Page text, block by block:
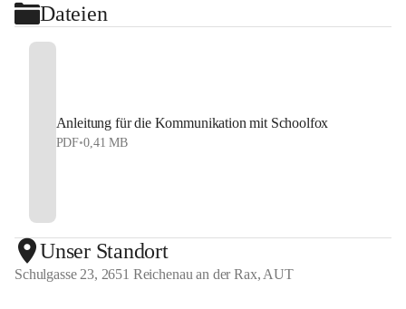
Dateien
Anleitung für die Kommunikation mit Schoolfox
PDF•0,41 MB
Unser Standort
Schulgasse 23, 2651 Reichenau an der Rax, AUT